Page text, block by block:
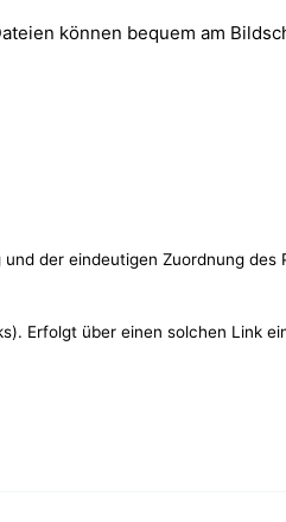
können bequem am
der eindeutigen Zuordnung
Erfolgt über einen solchen Link